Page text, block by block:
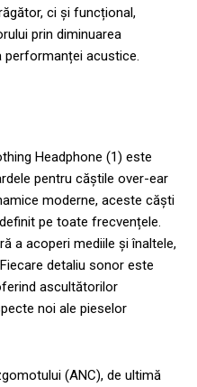
ci și funcțional,
prin diminuarea
acustice.
Headphone (1) este
pentru căștile over-ear
moderne, aceste căști
pe toate frecvențele.
a acoperi mediile și înaltele,
detaliu sonor este
ascultătorilor
noi ale pieselor
(ANC), de ultimă